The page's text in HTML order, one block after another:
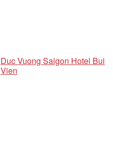
Duc Vuong Saigon Hotel Bui
Vien